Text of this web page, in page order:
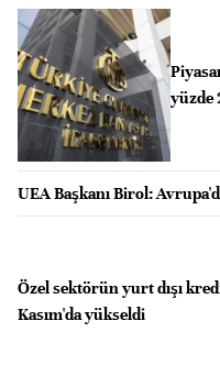
yüzde
UEA Başkanı Birol:
Özel sektörün yurt dışı
Kasım'da yükseldi